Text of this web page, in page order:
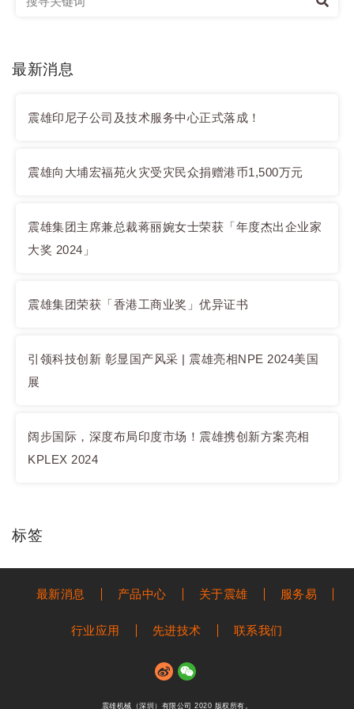
最新消息
震雄印尼子公司及技术服务中心正式落成！
震雄向大埔宏福苑火灾受灾民众捐赠港币1,500万元
震雄集团主席兼总裁蒋丽婉女士荣获「年度杰出企业家
大奖 2024」
震雄集团荣获「香港工商业奖」优异证书
引领科技创新 彰显国产风采 | 震雄亮相NPE 2024美国
展
阔步国际，深度布局印度市场！震雄携创新方案亮相
KPLEX 2024
标签
最新消息 产品中心 关于震雄 服务易
行业应用 先进技术 联系我们
震雄机械（深圳）有限公司 2020 版权所有。